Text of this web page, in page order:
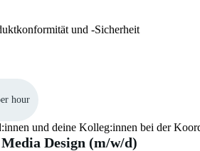
und -Sicherheit
hour
und deine Kolleg:innen bei der
Design (m/w/d)